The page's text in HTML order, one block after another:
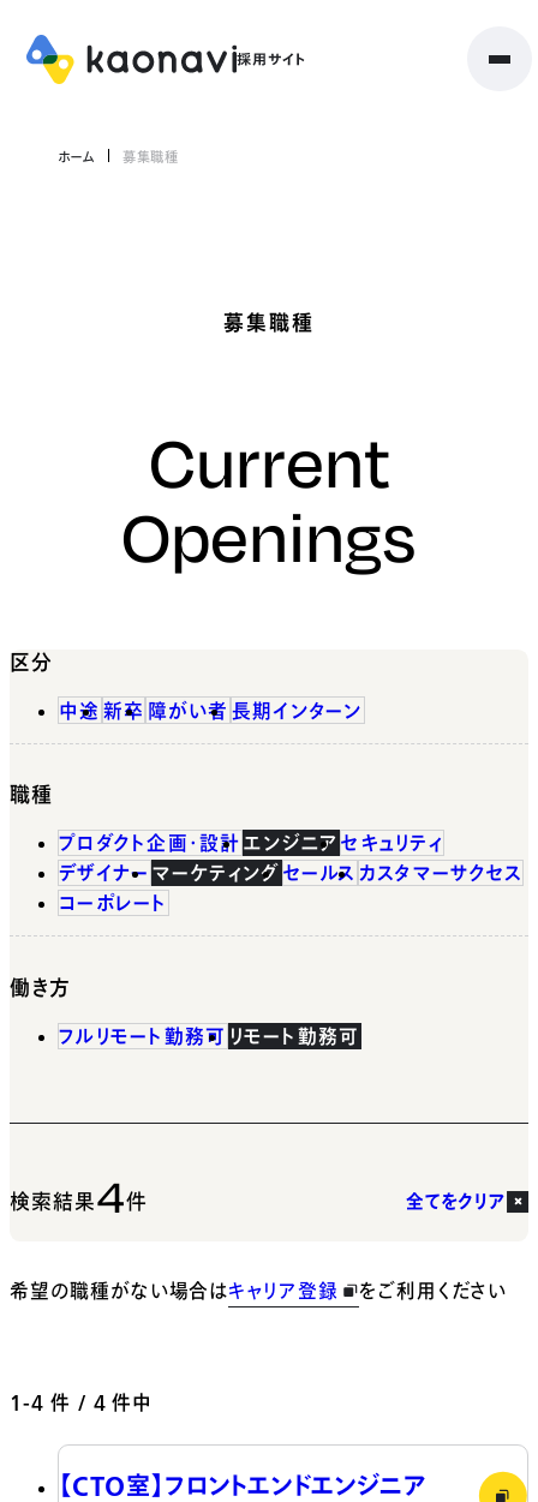
ホーム 募集職種
募集職種
Current
Openings
区分
中途 新卒 障がい者 長期インターン
職種
プロダクト企画・設計 エンジニア セキュリティ
デザイナー マーケティング セールス カスタマーサクセス
コーポレート
働き方
フルリモート勤務可 リモート勤務可
検索結果4件 全てをクリア
希望の職種がない場合はキャリア登録 をご利用ください
1-4 件 / 4 件中
【CTO室】フロントエンドエンジニア